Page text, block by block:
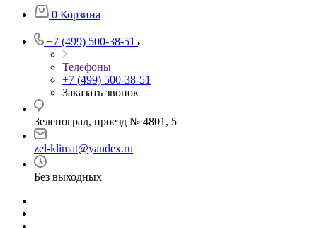
0 Корзина
+7 (499) 500-38-51
Телефоны
+7 (499) 500-38-51
Заказать звонок
Зеленоград, проезд № 4801, 5
zel-klimat@yandex.ru
Без выходных